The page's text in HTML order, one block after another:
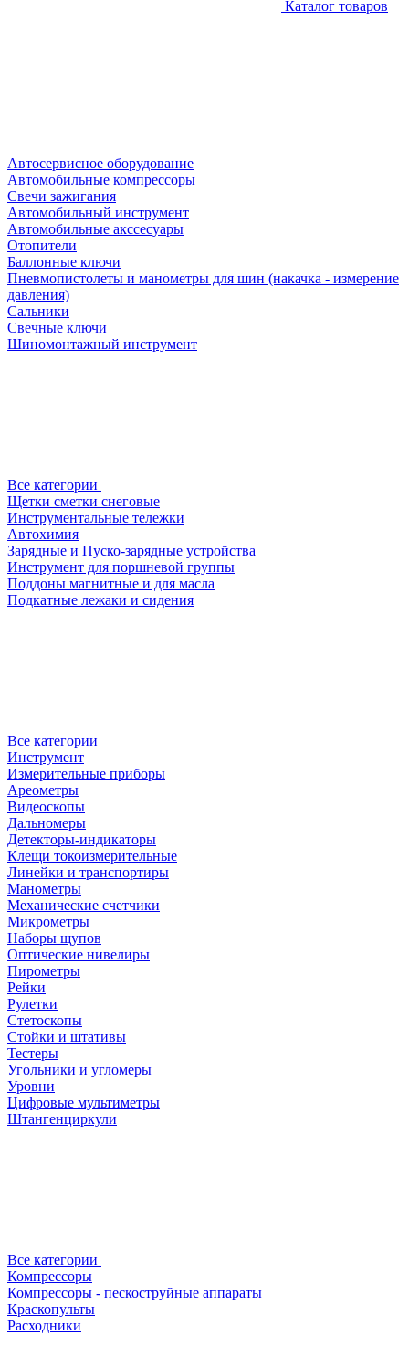
Каталог товаров
Автосервисное оборудование
Автомобильные компрессоры
Свечи зажигания
Автомобильный инструмент
Автомобильные акссесуары
Отопители
Баллонные ключи
Пневмопистолеты и манометры для шин (накачка - измерение
давления)
Сальники
Свечные ключи
Шиномонтажный инструмент
Все категории
Щетки сметки снеговые
Инструментальные тележки
Автохимия
Зарядные и Пуско-зарядные устройства
Инструмент для поршневой группы
Поддоны магнитные и для масла
Подкатные лежаки и сидения
Все категории
Инструмент
Измерительные приборы
Ареометры
Видеоскопы
Дальномеры
Детекторы-индикаторы
Клещи токоизмерительные
Линейки и транспортиры
Манометры
Механические счетчики
Микрометры
Наборы щупов
Оптические нивелиры
Пирометры
Рейки
Рулетки
Стетоскопы
Стойки и штативы
Тестеры
Угольники и угломеры
Уровни
Цифровые мультиметры
Штангенциркули
Все категории
Компрессоры
Компрессоры - пескоструйные аппараты
Краскопульты
Расходники